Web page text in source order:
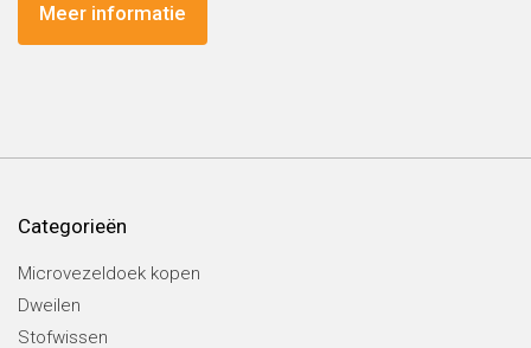
Meer informatie
Categorieën
Microvezeldoek kopen
Dweilen
Stofwissen